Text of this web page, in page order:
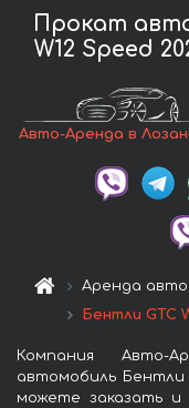
Прокат
W12 Speed
Авто-Аренда в
Аренда авто
Бентли GTC
Компания Авто-
автомобиль Бентли
можете заказать и